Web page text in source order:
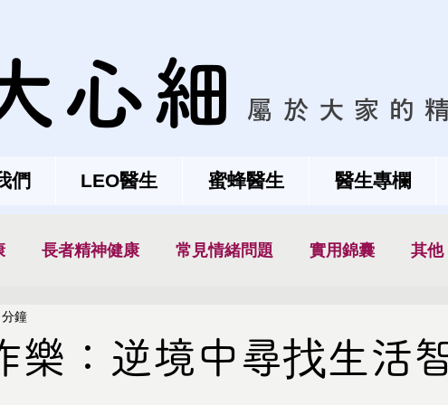
心細 屬於大家的
們 LEO醫生 蜜蜂醫生 醫生專欄
長者精神健康 常見情緒問題 實用錦囊 其他
樂：逆境中尋找生活
鐘